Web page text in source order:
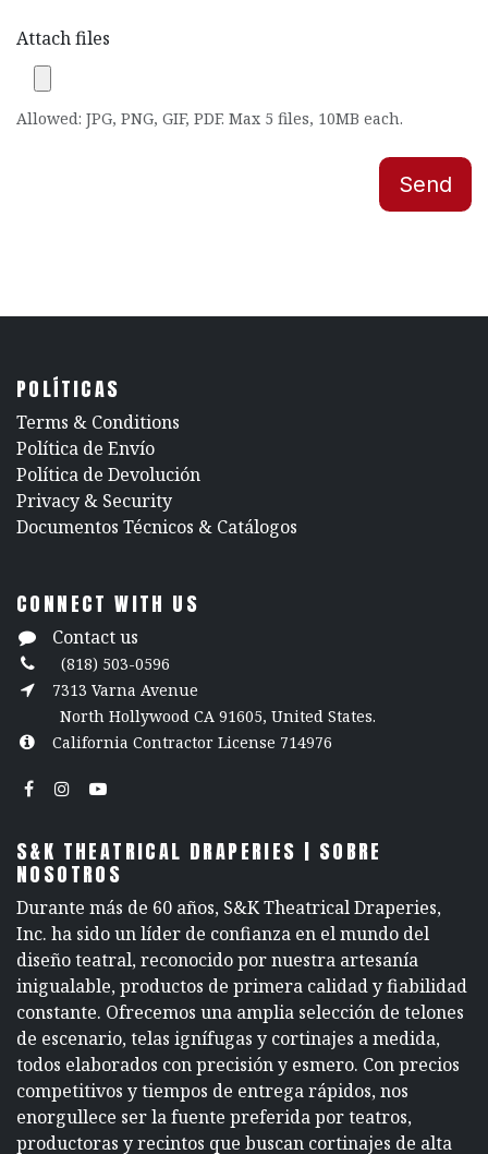
Attach files
Allowed: JPG, PNG, GIF, PDF. Max 5 files, 10MB each.
Send
POLÍTICAS
​Terms & Conditions
Política de Envío
Política de Devolución
​Privacy & Security
​Documentos Técnicos & Catálogos
CONNECT WITH US
Contact us
(818) 503-0596
7313 Varna Avenue
North Hollywood CA 91605, United States.
California Contractor License 714976
S&K THEATRICAL DRAPERIES | SOBRE
NOSOTROS
Durante más de 60 años, S&K Theatrical Draperies,
Inc. ha sido un líder de confianza en el mundo del
diseño teatral, reconocido por nuestra artesanía
inigualable, productos de primera calidad y fiabilidad
constante. Ofrecemos una amplia selección de telones
de escenario, telas ignífugas y cortinajes a medida,
todos elaborados con precisión y esmero. Con precios
competitivos y tiempos de entrega rápidos, nos
enorgullece ser la fuente preferida por teatros,
productoras y recintos que buscan cortinajes de alta